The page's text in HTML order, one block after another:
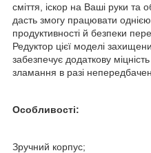
сміття, іскор на Ваші руки та
дасть змогу працювати
продуктивності й безпеки
Редуктор цієї моделі
забезпечує додаткову
зламання в разі
Особливості:
Зручний корпус;